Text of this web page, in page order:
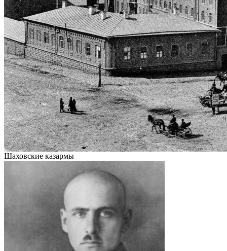
Шаховские казармы